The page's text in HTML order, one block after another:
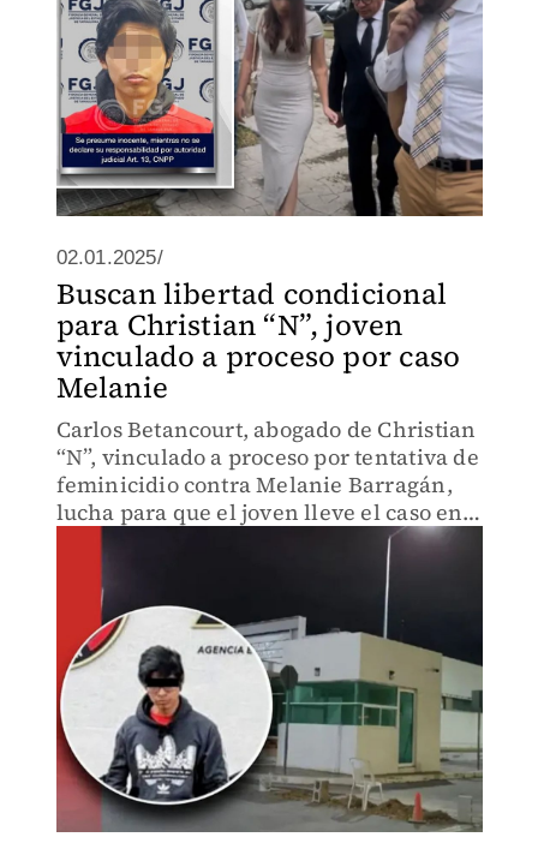
02.01.2025/
Buscan libertad condicional
para Christian “N”, joven
vinculado a proceso por caso
Melanie
Carlos Betancourt, abogado de Christian
“N”, vinculado a proceso por tentativa de
feminicidio contra Melanie Barragán,
lucha para que el joven lleve el caso en
libertad condicional; presentó una